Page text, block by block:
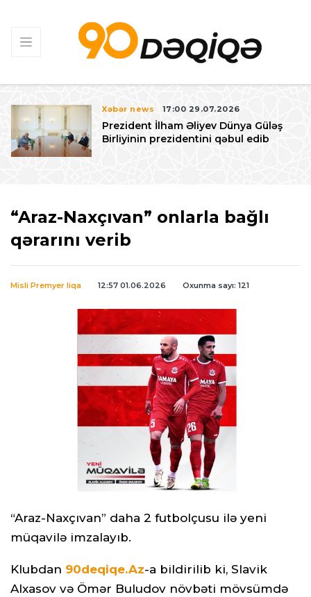
Xəbər news 17:00 29.07.2026
Prezident İlham Əliyev Dünya Güləş
Birliyinin prezidentini qəbul edib
“Araz-Naxçıvan” onlarla bağlı
qərarını verib
Misli Premyer liqa 12:57 01.06.2026 Oxunma sayı: 121
“Araz-Naxçıvan” daha 2 futbolçusu ilə yeni
müqavilə imzalayıb.
Klubdan 90deqiqe.Az-a bildirilib ki, Slavik
Alxasov və Ömər Buludov növbəti mövsümdə